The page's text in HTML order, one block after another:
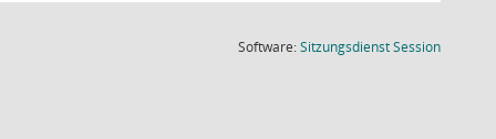
Software:SitzungsdienstSession(Wird in